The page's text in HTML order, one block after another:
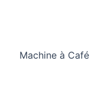
Machine à Café